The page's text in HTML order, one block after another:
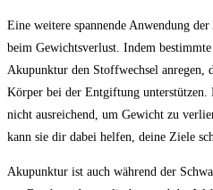
Eine weitere spannende‌ Anwendung⁣
beim Gewichtsverlust. Indem
Akupunktur den ‍Stoffwechsel ⁣anregen,⁣
Körper ⁢bei der Entgiftung
nicht ‍ausreichend, um Gewicht zu​
kann⁢ sie dir dabei⁢ helfen, deine Ziele
Akupunktur ist⁢ auch während der